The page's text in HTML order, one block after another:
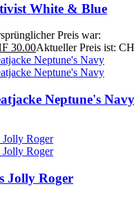
White & Blue
Preis war:
30.00Aktueller Preis ist:
Neptune's Navy
Jolly Roger